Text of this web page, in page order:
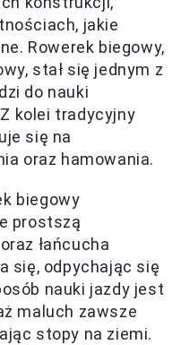
jakie
Rowerek biegowy,
stał się jednym z
do nauki
kolei tradycyjny
się na
oraz hamowania.
biegowy
prostszą
łańcucha
się, odpychając się
nauki jazdy jest
maluch zawsze
stopy na ziemi.